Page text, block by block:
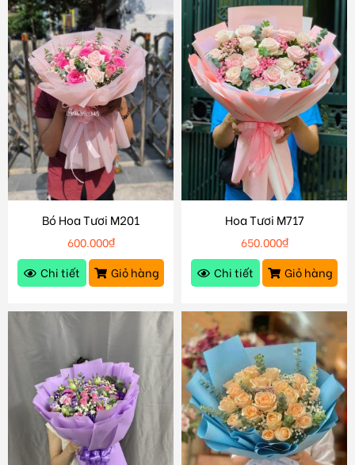
Bó Hoa Tươi M201
600.000₫
Chi tiết
Giỏ hàng
Hoa Tươi M717
650.000₫
Chi tiết
Giỏ hàng